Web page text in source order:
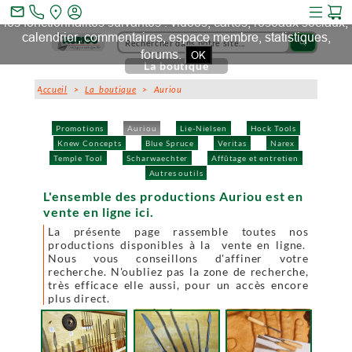
search
Promotions Auriou Lie-Nielsen
Hock Tools
Knew Concepts
Blue Spruce Veritas
Narex
Temple Tool
Scharwaechter
Affûtage et entretien
Autres outils
La boutique
Accueil >La boutique > Auriou
L'ensemble des productions Auriou est en
vente en ligne ici.
La présente page rassemble toutes nos
productions disponibles à la vente en ligne.
Nous vous conseillons d'affiner votre
recherche. N'oubliez pas la zone de recherche,
très efficace elle aussi, pour un accès encore
plus direct.
mail_outline
Ce site et des sites tiers qu'il utilise collectent des cookies pour
les fonctionnalités suivantes : vidéos, cartes, réseaux sociaux,
calendrier, commentaires, espace membre, statistiques,
forums. OK